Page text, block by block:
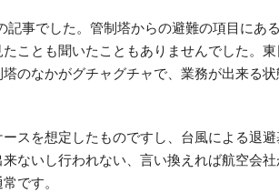
事でした。 管制塔からの避難の項目にある
ことも聞いたこともありませんでした。
のなかがグチャグチャで、業務が出来る
スを想定したものですし、台風による退
ないし行われない、言い換えれば航空会
です。